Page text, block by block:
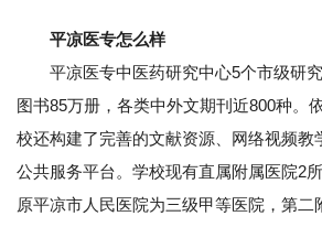
平凉医专怎么样
平凉医专中医药研究中心5个市级研究
图书85万册，各类中外文期刊近800种。
校还构建了完善的文献资源、网络视频教
公共服务平台。学校现有直属附属医院2
原平凉市人民医院为三级甲等医院，第二